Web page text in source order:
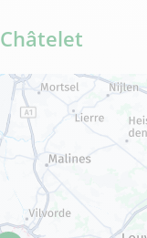
Châtelet